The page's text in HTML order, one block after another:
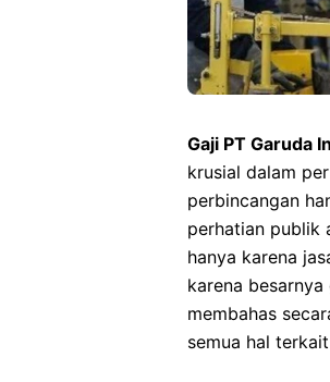
Gaji PT Garuda
krusial dalam
perbincangan
perhatian publik
hanya karena
karena
membahas
semua hal